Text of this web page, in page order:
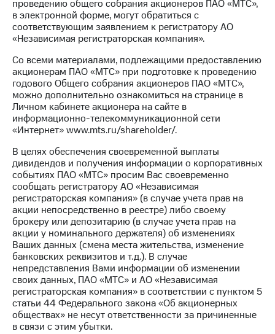
проведению общего собрания акционеров ПАО «МТС»,
в электронной форме, могут обратиться с
соответствующим заявлением к регистратору АО
«Независимая регистраторская компания».
Со всеми материалами, подлежащими предоставлению
акционерам ПАО «МТС» при подготовке к проведению
годового Общего собрания акционеров ПАО «МТС»,
можно дополнительно ознакомиться на странице в
Личном кабинете акционера на сайте в
информационно-телекоммуникационной сети
«Интернет» www.mts.ru/shareholder/.
В целях обеспечения своевременной выплаты
дивидендов и получения информации о корпоративных
событиях ПАО «МТС» просим Вас своевременно
сообщать регистратору АО «Независимая
регистраторская компания» (в случае учета прав на
акции непосредственно в реестре) либо своему
брокеру или депозитарию (в случае учета прав на
акции у номинального держателя) об изменениях
Ваших данных (смена места жительства, изменение
банковских реквизитов и т.д.). В случае
непредставления Вами информации об изменении
своих данных, ПАО «МТС» и АО «Независимая
регистраторская компания» в соответствии с пунктом 5
статьи 44 Федерального закона «Об акционерных
обществах» не несут ответственности за причиненные
в связи с этим убытки.